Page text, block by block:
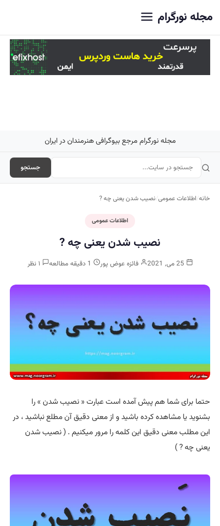
مجله نورگرام
مجله نورگرام مرجع بیوگرافی هنرمندان در ایران
جستجو
خانه/اطلاعات عمومی/نصیب شدن یعنی چه ?
اطلاعات عمومی
نصیب شدن یعنی چه ?
فائزه عوض پور
حتما برای شما هم پیش آمده است عبارت « نصیب شدن » را
بشنوید یا مشاهده کرده باشید و از معنی دقیق آن مطلع نباشید ، در
این مطلب معنی دقیق این کلمه را مرور میکنیم . ( نصیب شدن
یعنی چه ? )